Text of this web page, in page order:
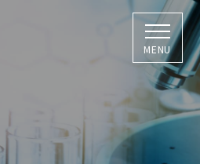
株式会社キャン
MENU